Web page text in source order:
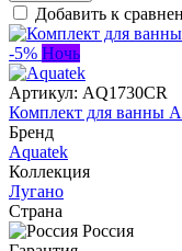
Добавить к
-5% Ночь
Артикул: AQ1730CR
Комплект для ванны
Бренд
Aquatek
Коллекция
Лугано
Страна
Россия